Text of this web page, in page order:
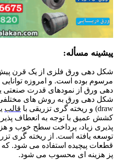
پیشینه مسأله:
شکل دهی ورق فلزی از یک قرن پیش
مرسوم بوده است. و امروزه
دهی ورق از نمودهای قدرت
draw) و ریخته گری تزریقی با
قالب
کشش عمیق با توجه به انعطاف
پذیری زیاد، پرداخت سطح خوب و
توسعه یافته است. از ریخته گری
قطعات پیچیده استفاده می شود.
پز هزینه ای محسوب می شود.